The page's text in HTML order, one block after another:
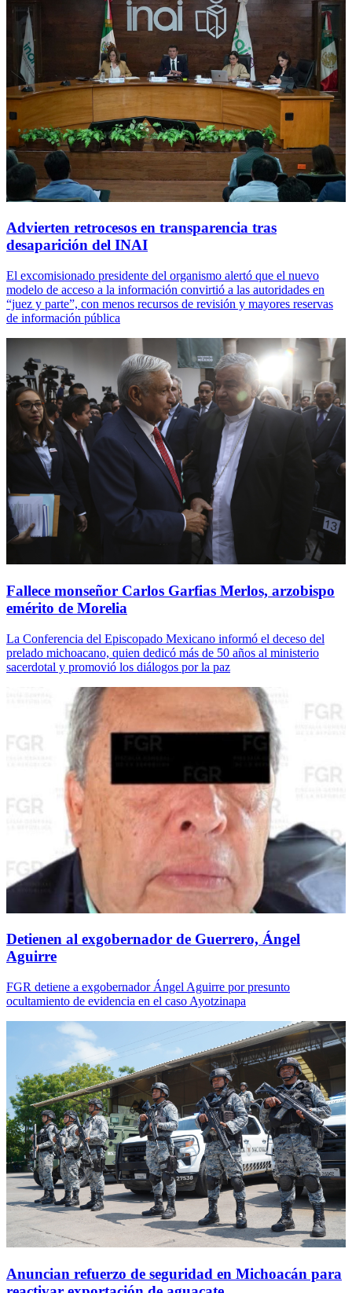
Advierten retrocesos en transparencia tras
desaparición del INAI
El excomisionado presidente del organismo alertó que el nuevo
modelo de acceso a la información convirtió a las autoridades en
“juez y parte”, con menos recursos de revisión y mayores reservas
de información pública
Fallece monseñor Carlos Garfias Merlos, arzobispo
emérito de Morelia
La Conferencia del Episcopado Mexicano informó el deceso del
prelado michoacano, quien dedicó más de 50 años al ministerio
sacerdotal y promovió los diálogos por la paz
Detienen al exgobernador de Guerrero, Ángel
Aguirre
FGR detiene a exgobernador Ángel Aguirre por presunto
ocultamiento de evidencia en el caso Ayotzinapa
Anuncian refuerzo de seguridad en Michoacán para